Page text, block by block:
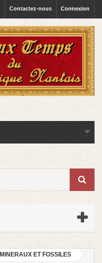
Connexion
Contactez-nous
MINERAUX ET FOSSILES